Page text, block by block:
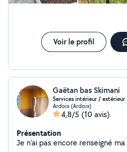
Voir le profil
Gaëtan bas Skimani
Services intérieur / extérieur
Ardoix (Ardoix)
4,8/5 (10 avis)
Présentation